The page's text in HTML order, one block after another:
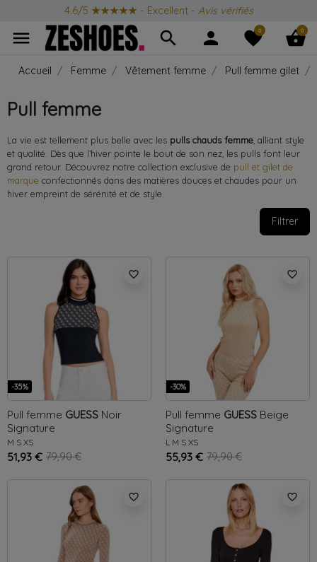
4.6/5 ★★★★★ - Excellent - Avis vérifiés
menu search person favorite
0 shopping_basket
0
Accueil Femme Vêtement femme Pull femme gilet
Pull femme
La vie est tellement plus belle avec les pulls chauds femme, alliant style
et qualité. Dès que l’hiver pointe le bout de son nez, les pulls font leur
grand retour. Découvrez notre collection exclusive de pull et gilet de
marque confectionnés dans des matières douces et chaudes pour un
hiver empreint de sérénité et de style.
Filtrer
favorite_border
-35%
Pull femme GUESS Noir
Signature
M S XS
51,93 € 79,90 €
favorite_border
-30%
Pull femme GUESS Beige
Signature
L M S XS
55,93 € 79,90 €
favorite_border favorite_border